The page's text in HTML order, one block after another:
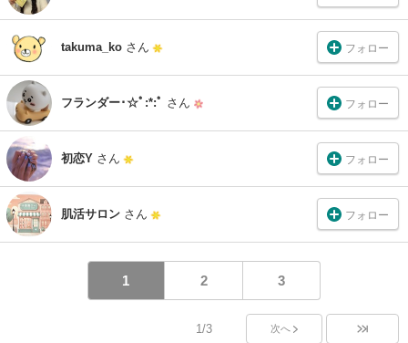
takuma_ko さん フォロー
フランダー･☆ﾟ:*:ﾟ さん フォロー
初恋Y さん フォロー
肌活サロン さん フォロー
1 2 3
1/3 次へ